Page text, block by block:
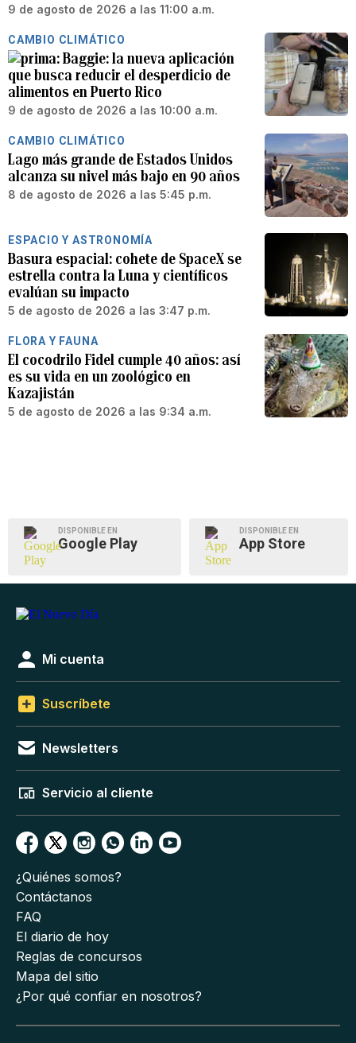
9 de agosto de 2026 a las 11:00 a.m.
CAMBIO CLIMÁTICO
Baggie: la nueva aplicación
que busca reducir el desperdicio de
alimentos en Puerto Rico
9 de agosto de 2026 a las 10:00 a.m.
CAMBIO CLIMÁTICO
Lago más grande de Estados Unidos
alcanza su nivel más bajo en 90 años
8 de agosto de 2026 a las 5:45 p.m.
ESPACIO Y ASTRONOMÍA
Basura espacial: cohete de SpaceX se
estrella contra la Luna y científicos
evalúan su impacto
5 de agosto de 2026 a las 3:47 p.m.
FLORA Y FAUNA
El cocodrilo Fidel cumple 40 años: así
es su vida en un zoológico en
Kazajistán
5 de agosto de 2026 a las 9:34 a.m.
DISPONIBLE EN
Google Play
DISPONIBLE EN
App Store
Mi cuenta
Suscríbete
Newsletters
Servicio al cliente
¿Quiénes somos?
Contáctanos
FAQ
El diario de hoy
Reglas de concursos
Mapa del sitio
¿Por qué confiar en nosotros?